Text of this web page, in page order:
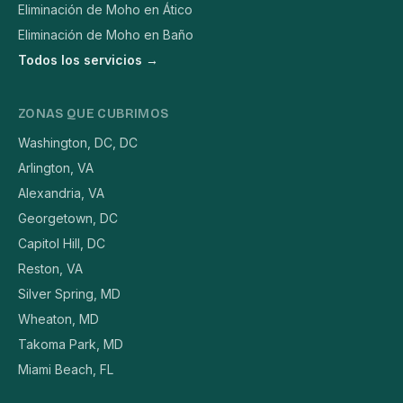
Eliminación de Moho en Ático
Eliminación de Moho en Baño
Todos los servicios →
ZONAS QUE CUBRIMOS
Washington, DC, DC
Arlington, VA
Alexandria, VA
Georgetown, DC
Capitol Hill, DC
Reston, VA
Silver Spring, MD
Wheaton, MD
Takoma Park, MD
Miami Beach, FL